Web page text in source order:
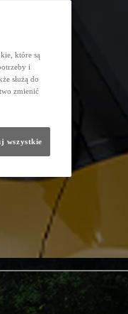
które są
i
służą do
zmienić
wszystkie